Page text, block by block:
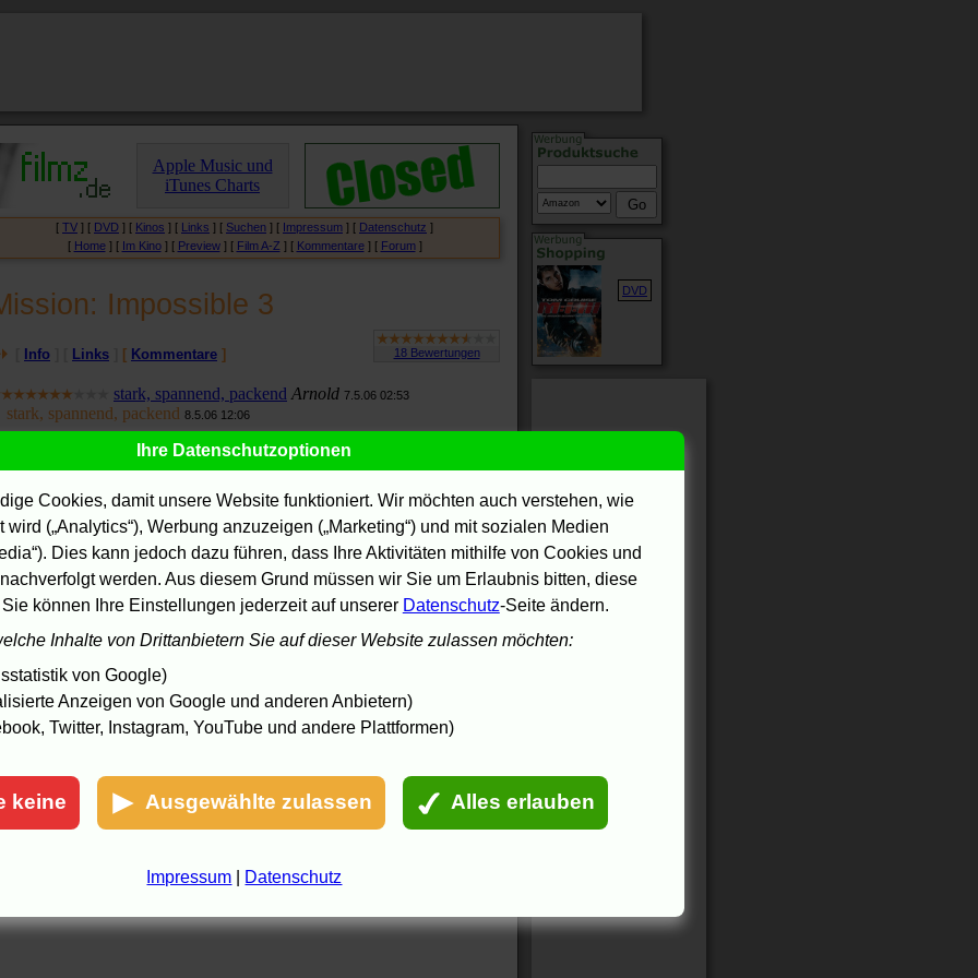
Apple Music und
iTunes Charts
[ TV ] [ DVD ] [ Kinos ] [ Links ] [ Suchen ] [ Impressum ] [ Datenschutz ]
[ Home] [ Im Kino] [ Preview] [ Film A-Z ] [ Kommentare] [ Forum]
Impossible 3
Info Links [ Kommentare ]
stark, spannend, packend Arnold 7.5.06 02:53
stark, spannend, packend 8.5.06 12:06
und wieso nicht die volle punktzahl
12:06
Ihre Datenschutzoptionen
Cookies, damit unsere Website funktioniert. Wir möchten auch verstehen, wie
(„Analytics“), Werbung anzuzeigen („Marketing“) und mit sozialen Medien
Dies kann jedoch dazu führen, dass Ihre Aktivitäten mithilfe von Cookies und
werden. Aus diesem Grund müssen wir Sie um Erlaubnis bitten, diese
können Ihre Einstellungen jederzeit auf unserer Datenschutz-Seite ändern.
Inhalte von Drittanbietern Sie auf dieser Website zulassen möchten:
von Google)
Anzeigen von Google und anderen Anbietern)
Twitter, Instagram, YouTube und andere Plattformen)
keine Ausgewählte zulassen Alles erlauben
Impressum Datenschutz